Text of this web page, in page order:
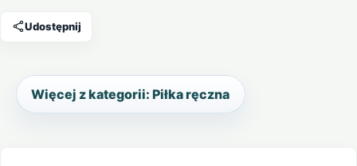
Udostępnij
Więcej z kategorii: Piłka ręczna